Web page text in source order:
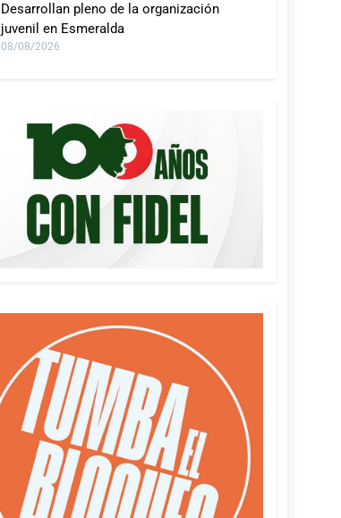
Desarrollan pleno de la organización
juvenil en Esmeralda
08/08/2026